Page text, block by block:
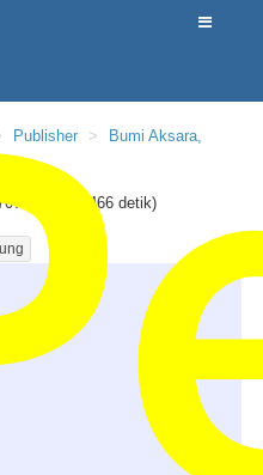
Publisher
Bumi Aksara,
detik)